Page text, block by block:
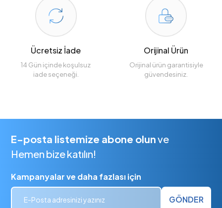
Ücretsiz İade
14 Gün içinde koşulsuz
iade seçeneği.
Orijinal Ürün
Orijinal ürün garantisiyle
güvendesiniz.
E-posta listemize abone olunve
Hemen bize katılın!
Kampanyalar ve daha fazlası için
GÖNDER